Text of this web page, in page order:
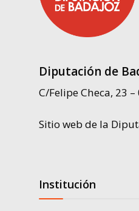
Diputación de
C/Felipe Checa, 23
Sitio web de la
Institución